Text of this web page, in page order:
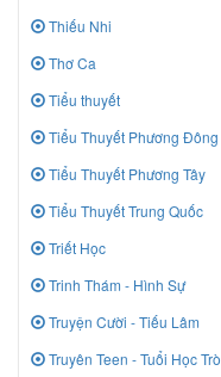
Thiếu Nhi
Thơ Ca
Tiểu thuyết
Tiểu Thuyết Phương Đông
Tiểu Thuyết Phương Tây
Tiểu Thuyết Trung Quốc
Triết Học
Trinh Thám - Hình Sự
Truyện Cười - Tiếu Lâm
Truyên Teen - Tuổi Học Trò